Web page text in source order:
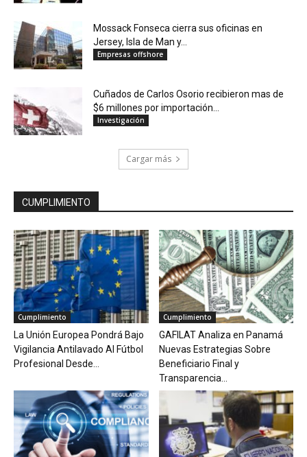
Mossack Fonseca cierra sus oficinas en
Jersey, Isla de Man y...
Empresas offshore
Cuñados de Carlos Osorio recibieron mas de
$6 millones por importación...
Investigación
Cargar más
CUMPLIMIENTO
Cumplimiento
La Unión Europea Pondrá Bajo
Vigilancia Antilavado Al Fútbol
Profesional Desde...
Cumplimiento
GAFILAT Analiza en Panamá
Nuevas Estrategias Sobre
Beneficiario Final y
Transparencia...